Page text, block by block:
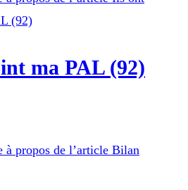
ma PAL (92)